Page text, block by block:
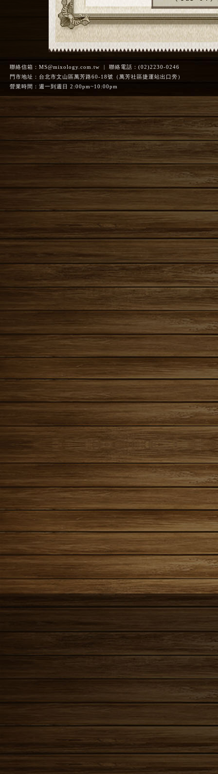
聯絡信箱： MS@mixology.com.tw | 聯絡電話：(02)2230-0246
門市地址：台北市文山區萬芳路60-18號（萬芳社區捷運站出口旁）
營業時間：週一到週日 2:00pm~10:00pm